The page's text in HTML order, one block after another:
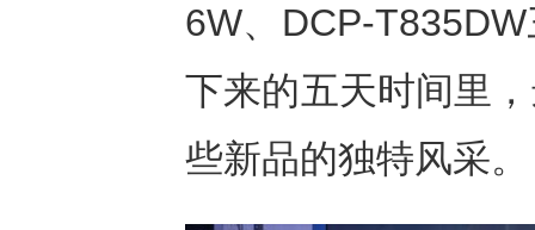
6W、DCP-
下来的五天时间里
些新品的独特风采。